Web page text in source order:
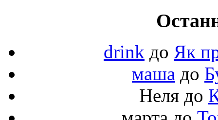
drink до Як
маша до
Неля до